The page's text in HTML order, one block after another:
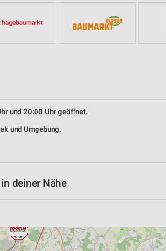
und 20:00 Uhr geöffnet.
und Umgebung.
deiner Nähe